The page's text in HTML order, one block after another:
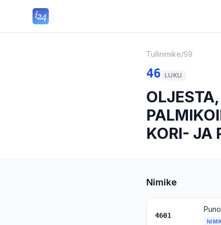
Tullinimike/S9
46 LUKU
KORI- JA
Nimike
4601